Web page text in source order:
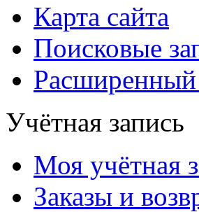
Карта сайта
Поисковые
Учётная запись
Моя учётная
Заказы и